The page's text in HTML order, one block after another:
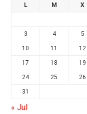
L M X
3 4 5
10 11 12
17 18 19
24 25 26
31
« Jul